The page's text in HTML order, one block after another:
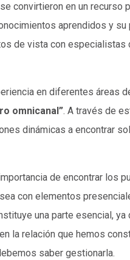
convirtieron en un recurso
aprendidos y su
de vista con especialistas
en diferentes áreas
omnicanal”. A través de
dinámicas a encontrar
de encontrar los
con elementos
una parte esencial, ya
la relación que hemos
saber gestionarla.